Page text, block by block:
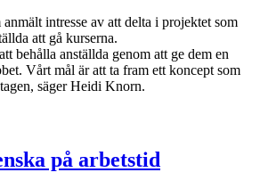
intresse av att delta i projektet som
att gå kurserna.
behålla anställda genom att ge dem en
Vårt mål är att ta fram ett koncept som
säger Heidi Knorn.
på arbetstid